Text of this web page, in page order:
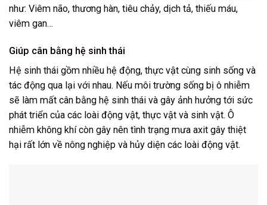
như: Viêm não, thương hàn, tiêu chảy, dịch tả, thiếu máu,
viêm gan…
Giúp cân bằng hệ sinh thái
Hệ sinh thái gồm nhiều hệ động, thực vật cùng sinh sống và
tác động qua lại với nhau. Nếu môi trường sống bị ô nhiễm
sẽ làm mất cân bằng hệ sinh thái và gây ảnh hưởng tới sức
phát triển của các loài động vật, thực vật và sinh vật. Ô
nhiễm không khí còn gây nên tình trạng mưa axit gây thiệt
hại rất lớn về nông nghiệp và hủy diện các loài động vật.